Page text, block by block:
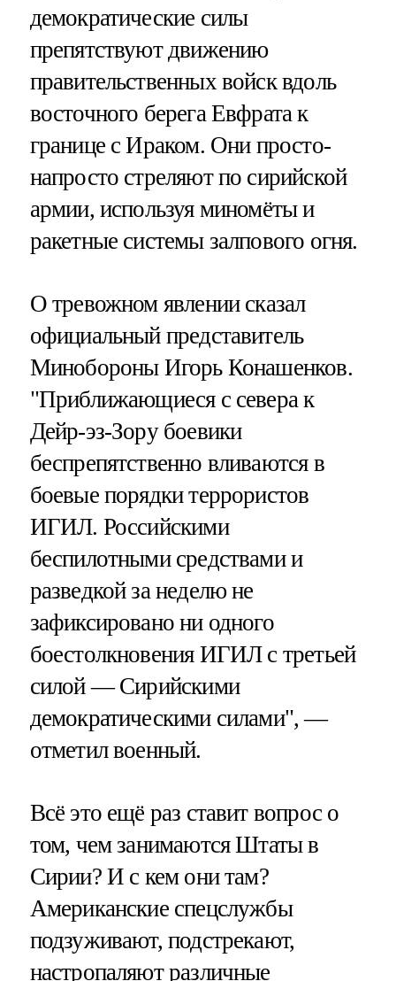
демократические силы
препятствуют движению
правительственных войск вдоль
восточного берега Евфрата к
границе с Ираком. Они просто-
напросто стреляют по сирийской
армии, используя миномёты и
ракетные системы залпового огня.
О тревожном явлении сказал
официальный представитель
Минобороны Игорь Конашенков.
"Приближающиеся с севера к
Дейр-эз-Зору боевики
беспрепятственно вливаются в
боевые порядки террористов
ИГИЛ. Российскими
беспилотными средствами и
разведкой за неделю не
зафиксировано ни одного
боестолкновения ИГИЛ с третьей
силой — Сирийскими
демократическими силами", —
отметил военный.
Всё это ещё раз ставит вопрос о
том, чем занимаются Штаты в
Сирии? И с кем они там?
Американские спецслужбы
подзуживают, подстрекают,
настропаляют различные